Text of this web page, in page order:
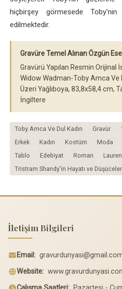
hiçbirşey görmesede
edilmektedir.
Gravüre Temel Alınan Özgün
Gravürü Yapılan Resmin Orijinal
Widow Wadman-Toby Amca Ve
Üzeri Yağlıboya, 83,8x58,4 cm,
İngiltere
Toby Amca Ve Dul Kadın Gravür
Erkek
Kadın Kostüm Moda
Tablo
Edebiyat Roman
Tristram Shandy'in Hayatı ve
İletişim Bilgileri
Email:
Website: